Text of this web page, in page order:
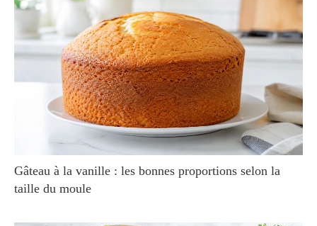
Gâteau à la vanille : les bonnes proportions selon la
taille du moule